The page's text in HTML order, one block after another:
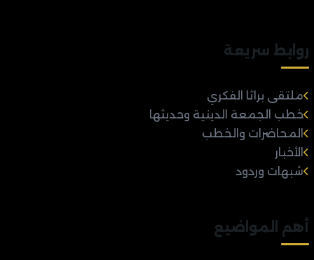
روابط سريعة
ملتقى براثا الفكري
خطب الجمعة الدينية وحديثها
المحاضرات والخطب
الأخبار
شبهات وردود
أهم المواضيع